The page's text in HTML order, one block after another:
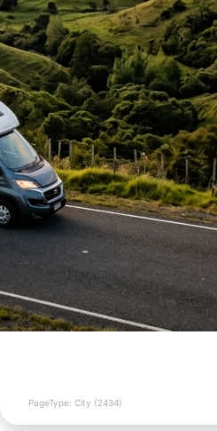
PageType: City (2434)